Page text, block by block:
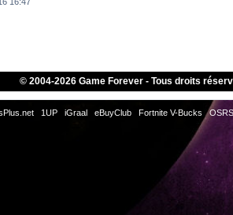
© 2004-2026 Game Forever - Tous droits
1UP iGraal eBuyClub Fortnite V-Bucks OSRS